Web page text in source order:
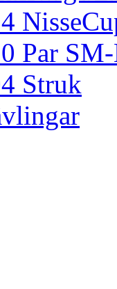
Par
Struk